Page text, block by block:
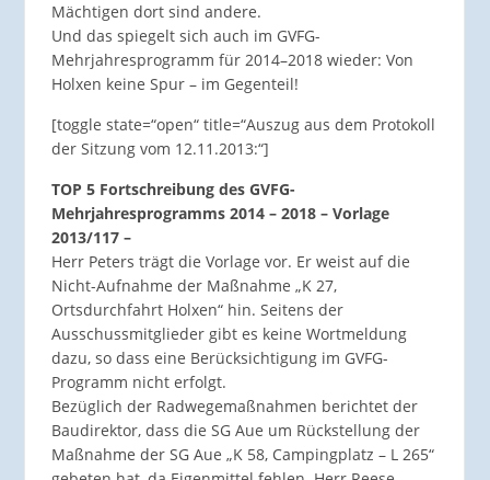
Mächtigen dort sind andere.
Und das spiegelt sich auch im GVFG-
Mehrjahresprogramm für 2014–2018 wieder: Von
Holxen keine Spur – im Gegenteil!
[toggle state=“open“ title=“Auszug aus dem Protokoll
der Sitzung vom 12.11.2013:“]
TOP 5 Fortschreibung des GVFG-
Mehrjahresprogramms 2014 – 2018 – Vorlage
2013/117 –
Herr Peters trägt die Vorlage vor. Er weist auf die
Nicht-Aufnahme der Maßnahme „K 27,
Ortsdurchfahrt Holxen“ hin. Seitens der
Ausschussmitglieder gibt es keine Wortmeldung
dazu, so dass eine Berücksichtigung im GVFG-
Programm nicht erfolgt.
Bezüglich der Radwegemaßnahmen berichtet der
Baudirektor, dass die SG Aue um Rückstellung der
Maßnahme der SG Aue „K 58, Campingplatz – L 265“